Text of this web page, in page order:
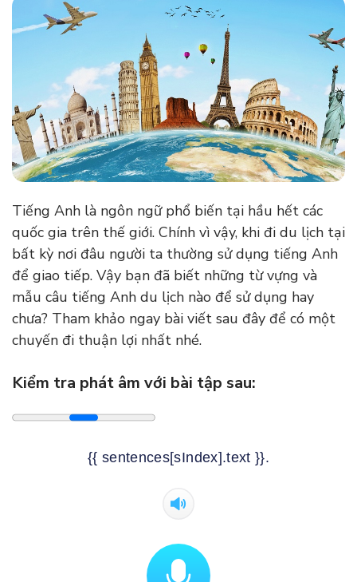
Tiếng Anh là ngôn ngữ phổ biến tại hầu hết các
quốc gia trên thế giới. Chính vì vậy, khi đi du lịch tại
bất kỳ nơi đâu người ta thường sử dụng tiếng Anh
để giao tiếp. Vậy bạn đã biết những từ vựng và
mẫu câu tiếng Anh du lịch nào để sử dụng hay
chưa? Tham khảo ngay bài viết sau đây để có một
chuyến đi thuận lợi nhất nhé.
Kiểm tra phát âm với bài tập sau:
{{ sentences[sIndex].text }}.